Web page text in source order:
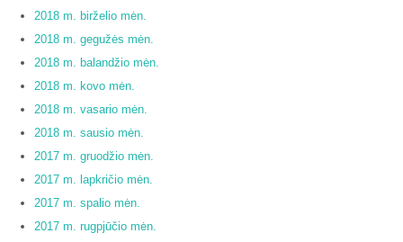
2018 m. birželio mėn.
2018 m. gegužės mėn.
2018 m. balandžio mėn.
2018 m. kovo mėn.
2018 m. vasario mėn.
2018 m. sausio mėn.
2017 m. gruodžio mėn.
2017 m. lapkričio mėn.
2017 m. spalio mėn.
2017 m. rugpjūčio mėn.